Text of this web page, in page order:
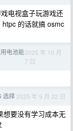
电视盒子玩游戏还
的话就搞 osmc
电池能2025 年 10 月
7 日
选择 2025 年 9 月 22 日
想要没有学习成本无